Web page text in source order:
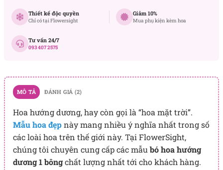
Thiết kế độc quyền
Chỉ có tại Flowersight
Giảm 10%
Mua phụ kiện kèm hoa
Tư vấn 24/7
093 407 2575
MÔ TẢ ĐÁNH GIÁ (2)
Hoa hướng dương, hay còn gọi là “hoa mặt trời”.
Mẫu hoa đẹpnày mang nhiều ý nghĩa nhất trong số
các loài hoa trên thế giới này. Tại FlowerSight,
chúng tôi chuyên cung cấp các mẫubó hoa hướng
dương 1 bôngchất lượng nhất tới cho khách hàng.